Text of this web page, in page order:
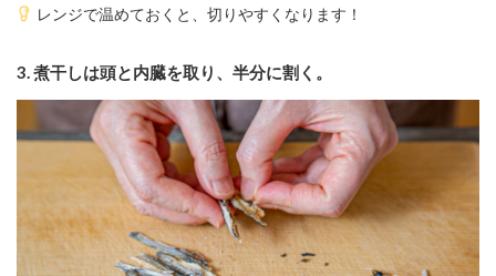
レンジで温めておくと、切りやすくなります！
3.煮干しは頭と内臓を取り、半分に割く。